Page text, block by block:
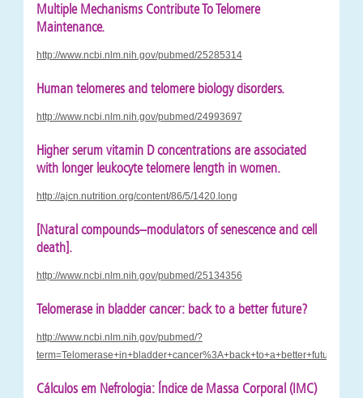
Multiple Mechanisms Contribute To Telomere
Maintenance.
http://www.ncbi.nlm.nih.gov/pubmed/25285314
Human telomeres and telomere biology disorders.
http://www.ncbi.nlm.nih.gov/pubmed/24993697
Higher serum vitamin D concentrations are associated
with longer leukocyte telomere length in women.
http://ajcn.nutrition.org/content/86/5/1420.long
[Natural compounds–modulators of senescence and cell
death].
http://www.ncbi.nlm.nih.gov/pubmed/25134356
Telomerase in bladder cancer: back to a better future?
http://www.ncbi.nlm.nih.gov/pubmed/?
term=Telomerase+in+bladder+cancer%3A+back+to+a+better+future%3F
Cálculos em Nefrologia: Índice de Massa Corporal (IMC)